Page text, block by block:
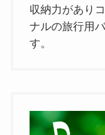
収納力があり
ナルの旅行用
す。